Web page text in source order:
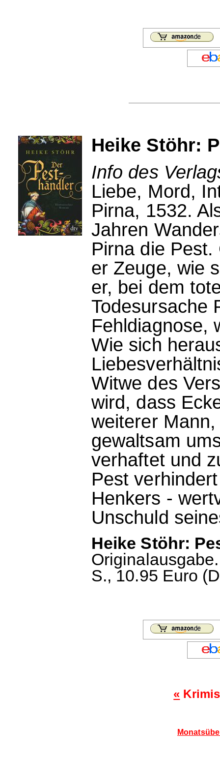
Heike Stöhr:
Info des
Liebe, Mord,
Pirna, 1532.
Jahren
Pirna die
er Zeuge, wie
er, bei dem
Todesursache
Fehldiagnose,
Wie sich
Witwe des
wird, dass
weiterer
gewaltsam
verhaftet und
Pest
Henkers -
Unschuld
Heike Stöhr:
S., 10.95 Euro
«